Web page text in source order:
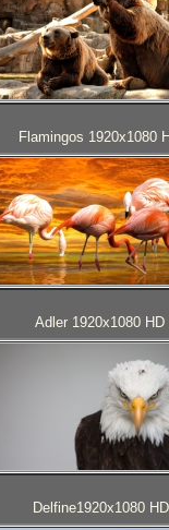
Flamingos 1920x1080
Adler 1920x1080 HD
Delfine1920x1080 HD